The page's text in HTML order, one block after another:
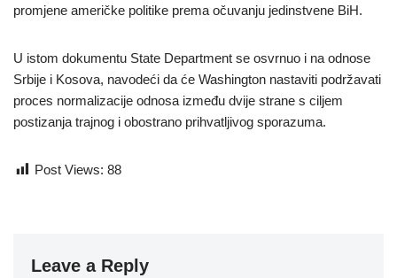
promjene američke politike prema očuvanju jedinstvene BiH.
U istom dokumentu State Department se osvrnuo i na odnose
Srbije i Kosova, navodeći da će Washington nastaviti podržavati
proces normalizacije odnosa između dvije strane s ciljem
postizanja trajnog i obostrano prihvatljivog sporazuma.
Post Views: 88
Leave a Reply